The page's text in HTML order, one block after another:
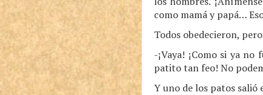
como mamá y papá…
Todos obedecieron,
-¡Vaya! ¡Como si ya
patito tan feo! No
Y uno de los patos salió